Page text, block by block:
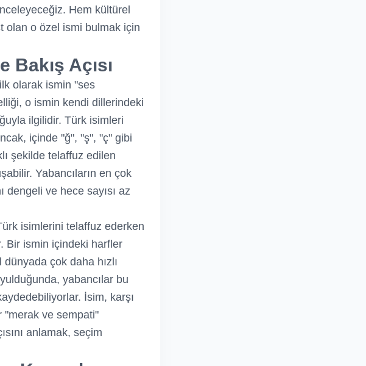
Hem kültürel
olan o özel ismi bulmak için
Bakış Açısı
olarak ismin "ses
o ismin kendi dillerindeki
ilgilidir. Türk isimleri
içinde "ğ", "ş", "ç" gibi
şekilde telaffuz edilen
Yabancıların en çok
dengeli ve hece sayısı az
isimlerini telaffuz ederken
Bir ismin içindeki harfler
çok daha hızlı
yabancılar bu
İsim, karşı
"merak ve sempati"
anlamak, seçim